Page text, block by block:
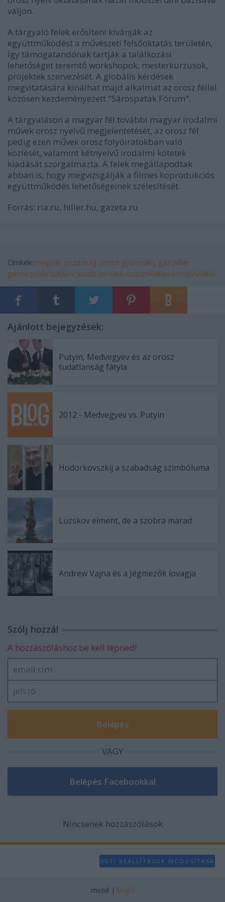
váljon.
A tárgyaló felek erősíteni kívánják az
együttműködést a művészeti felsőoktatás területén,
így támogatandónak tartják a találkozási
lehetőséget teremtő workshopok, mesterkurzusok,
projektek szervezését. A globális kérdések
megvitatására kínálhat majd alkalmat az orosz féllel
közösen kezdeményezett "Sárospatak Fórum".
A tárgyaláson a magyar fél további magyar irodalmi
művek orosz nyelvű megjelentetését, az orosz fél
pedig ezen művek orosz folyóiratokban való
közlését, valamint kétnyelvű irodalmi kötetek
kiadását szorgalmazta. A felek megállapodtak
abban is, hogy megvizsgálják a filmes koprodukciós
együttműködés lehetőségeinek szélesítését.
Forrás: ria.ru, hiller.hu, gazeta.ru
Címkék: magyar gazdaság orosz gyurcsány gáz hiller
gázvezeték zubkov south stream csúcstalálkozó matvijenko
Ajánlott bejegyzések:
Putyin, Medvegyev és az orosz
tudatlanság fátyla
2012 - Medvegyev vs. Putyin
Hodorkovszkij a szabadság szimbóluma
Luzskov elment, de a szobra marad
Andrew Vajna és a Jégmezők lovagja
Szólj hozzá!
A hozzászóláshoz be kell lépned!
VAGY
Nincsenek hozzászólások
SÜTI BEÁLLÍTÁSOK MÓDOSÍTÁSA
mobil | teljes